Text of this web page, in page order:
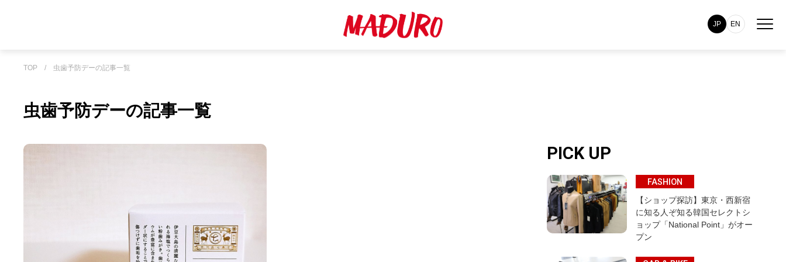
JP EN
TOP / 虫歯予防デーの記事一覧
虫歯予防デーの記事一覧
PICK UP
FASHION
【ショップ探訪】東京・西新宿
に知る人ぞ知る韓国セレクトシ
ョップ「National Point」がオー
プン